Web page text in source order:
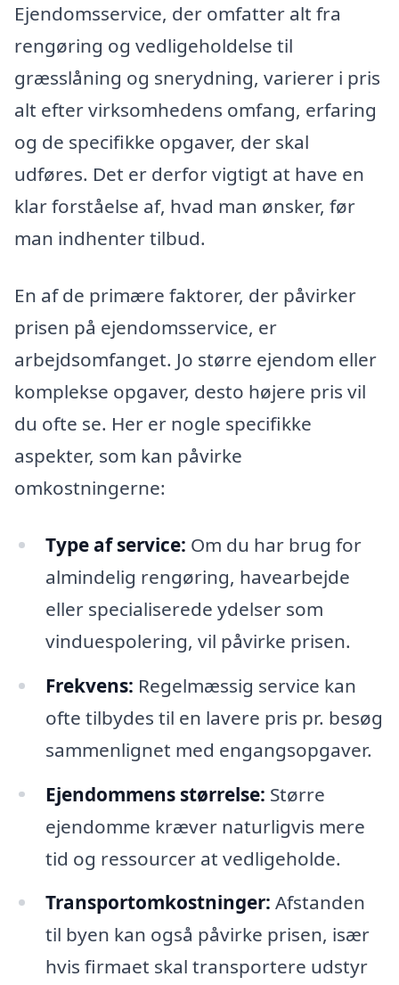
Ejendomsservice, der omfatter alt fra
rengøring og vedligeholdelse til
græsslåning og snerydning, varierer i pris
alt efter virksomhedens omfang, erfaring
og de specifikke opgaver, der skal
udføres. Det er derfor vigtigt at have en
klar forståelse af, hvad man ønsker, før
man indhenter tilbud.
En af de primære faktorer, der påvirker
prisen på ejendomsservice, er
arbejdsomfanget. Jo større ejendom eller
komplekse opgaver, desto højere pris vil
du ofte se. Her er nogle specifikke
aspekter, som kan påvirke
omkostningerne:
Type af service: Om du har brug for
almindelig rengøring, havearbejde
eller specialiserede ydelser som
vinduespolering, vil påvirke prisen.
Frekvens: Regelmæssig service kan
ofte tilbydes til en lavere pris pr. besøg
sammenlignet med engangsopgaver.
Ejendommens størrelse: Større
ejendomme kræver naturligvis mere
tid og ressourcer at vedligeholde.
Transportomkostninger: Afstanden
til byen kan også påvirke prisen, især
hvis firmaet skal transportere udstyr